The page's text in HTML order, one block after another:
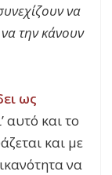
να
την κάνουν
ως
αυτό και το
και με
να